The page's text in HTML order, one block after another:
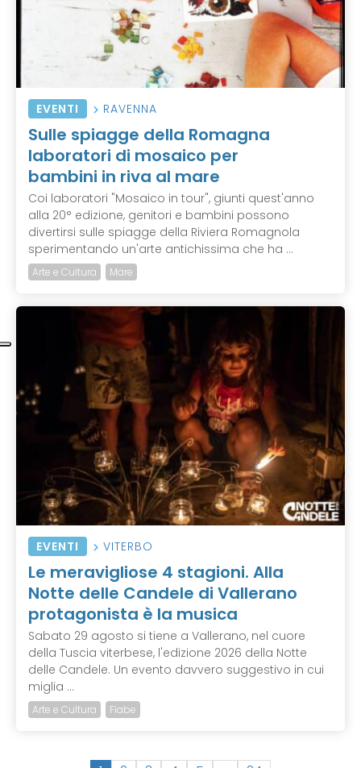
EVENTI RAVENNA
Sulle spiagge della Romagna
laboratori di mosaico per
bambini in riva al mare
Coi laboratori "Mosaico in tour", giunti quest'anno
alla 20° edizione, genitori e bambini possono
divertirsi sulle spiagge della Riviera Romagnola
sperimentando un'arte antichissima che ha ...
Arte e Cultura Mare
EVENTI VITERBO
Le meravigliose 4 stagioni. Alla
Notte delle Candele di Vallerano
protagonista è la musica
Sabato 29 agosto si tiene a Vallerano, nel cuore
della Tuscia viterbese, l'edizione 2026 della Notte
delle Candele. Un evento davvero suggestivo in cui
miglia ...
Arte e Cultura Fiabe